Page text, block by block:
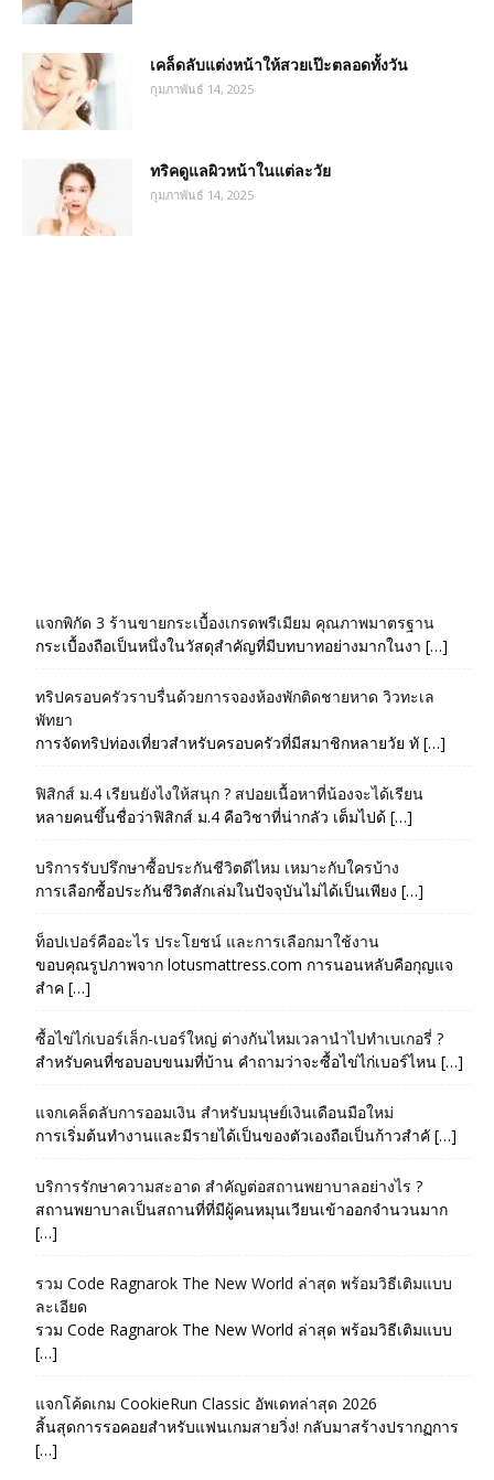
เคล็ดลับแต่งหน้าให้สวยเป๊ะตลอดทั้งวัน
กุมภาพันธ์ 14, 2025
ทริคดูแลผิวหน้าในแต่ละวัย
กุมภาพันธ์ 14, 2025
แจกพิกัด 3 ร้านขายกระเบื้องเกรดพรีเมียม คุณภาพมาตรฐาน
กระเบื้องถือเป็นหนึ่งในวัสดุสำคัญที่มีบทบาทอย่างมากในงา […]
ทริปครอบครัวราบรื่นด้วยการจองห้องพักติดชายหาด วิวทะเล
พัทยา
การจัดทริปท่องเที่ยวสำหรับครอบครัวที่มีสมาชิกหลายวัย ทั […]
ฟิสิกส์ ม.4 เรียนยังไงให้สนุก ? สปอยเนื้อหาที่น้องจะได้เรียน
หลายคนขึ้นชื่อว่าฟิสิกส์ ม.4 คือวิชาที่น่ากลัว เต็มไปด้ […]
บริการรับปรึกษาซื้อประกันชีวิตดีไหม เหมาะกับใครบ้าง
การเลือกซื้อประกันชีวิตสักเล่มในปัจจุบันไม่ได้เป็นเพียง […]
ท็อปเปอร์คืออะไร ประโยชน์ และการเลือกมาใช้งาน
ขอบคุณรูปภาพจาก lotusmattress.com การนอนหลับคือกุญแจ
สำค […]
ซื้อไข่ไก่เบอร์เล็ก-เบอร์ใหญ่ ต่างกันไหมเวลานำไปทำเบเกอรี่ ?
สำหรับคนที่ชอบอบขนมที่บ้าน คำถามว่าจะซื้อไข่ไก่เบอร์ไหน […]
แจกเคล็ดลับการออมเงิน สำหรับมนุษย์เงินเดือนมือใหม่
การเริ่มต้นทำงานและมีรายได้เป็นของตัวเองถือเป็นก้าวสำคั […]
บริการรักษาความสะอาด สำคัญต่อสถานพยาบาลอย่างไร ?
สถานพยาบาลเป็นสถานที่ที่มีผู้คนหมุนเวียนเข้าออกจำนวนมาก
[…]
รวม Code Ragnarok The New World ล่าสุด พร้อมวิธีเติมแบบ
ละเอียด
รวม Code Ragnarok The New World ล่าสุด พร้อมวิธีเติมแบบ
[…]
แจกโค้ดเกม CookieRun Classic อัพเดทล่าสุด 2026
สิ้นสุดการรอคอยสำหรับแฟนเกมสายวิ่ง! กลับมาสร้างปรากฏการ
[…]